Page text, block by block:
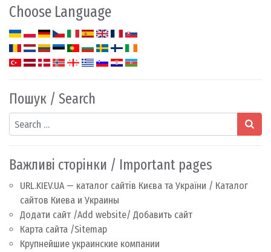
Choose Language
Пошук / Search
Search
Важливі сторінки / Important pages
URL.KIEV.UA — каталог сайтів Києва та України / Каталог
сайтов Киева и Украины
Додати сайт /Add website/ Добавить сайт
Карта сайта /Sitemap
Крупнейшие украинские компании